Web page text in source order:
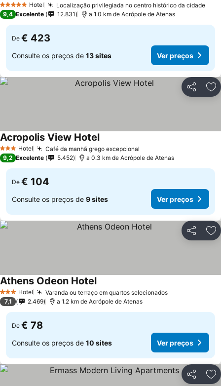
5 Estrelas Hotel Localização privilegiada no centro histórico da cidade
9,4 Excelente 12.831 a 1.0 km de Acrópole de Atenas
De € 423
Consulte os preços de 13 sites Ver preços
Partilhar
3 EstrelasHotel Café da manhã grego excepcional
Acropolis View Hotel
9,2 Excelente 5.452 a 0.3 km de Acrópole de Atenas
De € 104
Consulte os preços de 9 sites Ver preços
Partilhar
3 EstrelasHotel Varanda ou terraço em quartos selecionados
Athens Odeon Hotel
7,1 2.469 a 1.2 km de Acrópole de Atenas
De € 78
Consulte os preços de 10 sites Ver preços
Partilhar